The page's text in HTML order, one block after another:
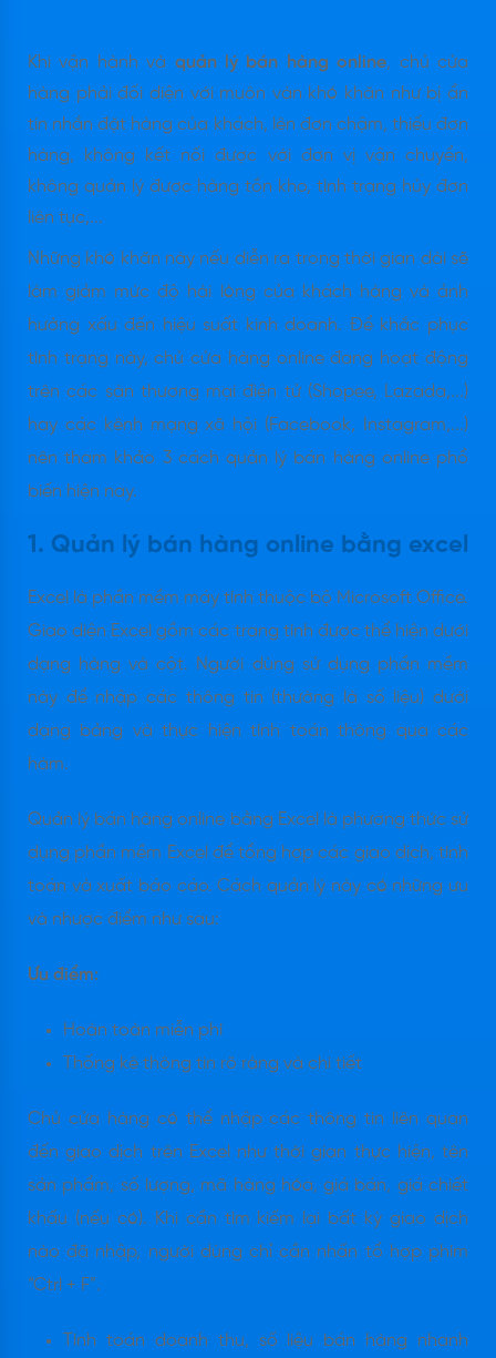
Khi vận hành và quản lý bán hàng online, chủ cửa
hàng phải đối diện với muôn vàn khó khăn như bị ẩn
tin nhắn đặt hàng của khách, lên đơn chậm, thiếu đơn
hàng, không kết nối được với đơn vị vận chuyển,
không quản lý được hàng tồn kho, tình trạng hủy đơn
liên tục,...
Những khó khăn này nếu diễn ra trong thời gian dài sẽ
làm giảm mức độ hài lòng của khách hàng và ảnh
hưởng xấu đến hiệu suất kinh doanh. Để khắc phục
tình trạng này, chủ cửa hàng online đang hoạt động
trên các sàn thương mại điện tử (Shopee, Lazada,...)
hay các kênh mạng xã hội (Facebook, Instagram,...)
nên tham khảo 3 cách quản lý bán hàng online phổ
biến hiện nay.
1. Quản lý bán hàng online bằng excel
Excel là phần mềm máy tính thuộc bộ Microsoft Office.
Giao diện Excel gồm các trang tính được thể hiện dưới
dạng hàng và cột. Người dùng sử dụng phần mềm
này để nhập các thông tin (thường là số liệu) dưới
dạng bảng và thực hiện tính toán thông qua các
hàm.
Quản lý bán hàng online bằng Excel là phương thức sử
dụng phần mềm Excel để tổng hợp các giao dịch, tính
toán và xuất báo cáo. Cách quản lý này có những ưu
và nhược điểm như sau:
Ưu điểm:
Hoàn toàn miễn phí
Thống kê thông tin rõ ràng và chi tiết
Chủ cửa hàng có thể nhập các thông tin liên quan
đến giao dịch trên Excel như thời gian thực hiện, tên
sản phẩm, số lượng, mã hàng hóa, giá bán, giá chiết
khấu (nếu có). Khi cần tìm kiếm lại bất kỳ giao dịch
nào đã nhập, người dùng chỉ cần nhấn tổ hợp phím
“Ctrl + F”.
Tính toán doanh thu, số liệu bán hàng nhanh